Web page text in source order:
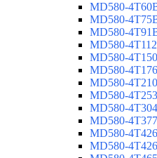
MD580-
MD580-
MD580-
MD580-
MD580-
MD580-
MD580-
MD580-
MD580-
MD580-
MD580-
MD580-